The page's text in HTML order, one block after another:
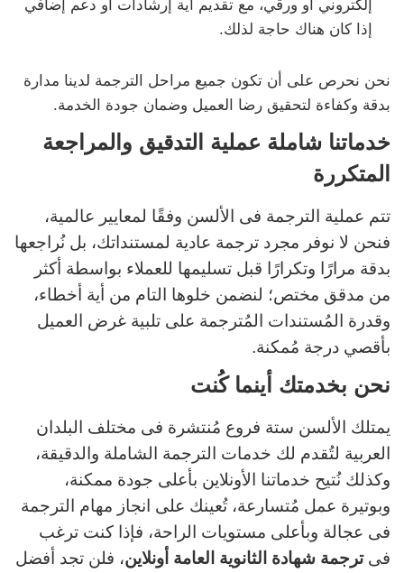
إلكتروني أو ورقي، مع تقديم أية إرشادات أو دعم إضافي
إذا كان هناك حاجة لذلك.
نحن نحرص على أن تكون جميع مراحل الترجمة لدينا مدارة
بدقة وكفاءة لتحقيق رضا العميل وضمان جودة الخدمة.
خدماتنا شاملة عملية التدقيق والمراجعة
المتكررة
تتم عملية الترجمة فى الألسن وفقًا لمعايير عالمية،
فنحن لا نوفر مجرد ترجمة عادية لمستنداتك، بل نُراجعها
بدقة مرارًا وتكرارًا قبل تسليمها للعملاء بواسطة أكثر
من مدقق مختص؛ لنضمن خلوها التام من أية أخطاء،
وقدرة المُستندات المُترجمة على تلبية غرض العميل
بأقصي درجة مُمكنة.
نحن بخدمتك أينما كُنت
يمتلك الألسن ستة فروع مُنتشرة فى مختلف البلدان
العربية لتُقدم لك خدمات الترجمة الشاملة والدقيقة،
وكذلك نُتيح خدماتنا الأونلاين بأعلى جودة ممكنة،
وبوتيرة عمل مُتسارعة، تُعينك على انجاز مهام الترجمة
فى عجالة وبأعلى مستويات الراحة، فإذا كنت ترغب
فىترجمة شهادة الثانوية العامة أونلاين، فلن تجد أفضل